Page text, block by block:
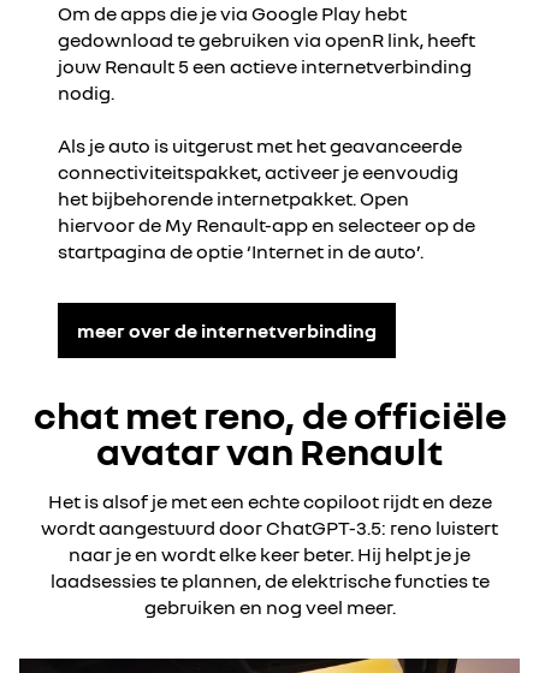
Om de apps die je via Google Play hebt
gedownload te gebruiken via openR link, heeft
jouw Renault 5 een actieve internetverbinding
nodig.
Als je auto is uitgerust met het geavanceerde
connectiviteitspakket, activeer je eenvoudig
het bijbehorende internetpakket. Open
hiervoor de My Renault-app en selecteer op de
startpagina de optie ‘Internet in de auto’.
meer over de internetverbinding
chat met reno, de officiële
avatar van Renault
Het is alsof je met een echte copiloot rijdt en deze
wordt aangestuurd door ChatGPT-3.5: reno luistert
naar je en wordt elke keer beter. Hij helpt je je
laadsessies te plannen, de elektrische functies te
gebruiken en nog veel meer.